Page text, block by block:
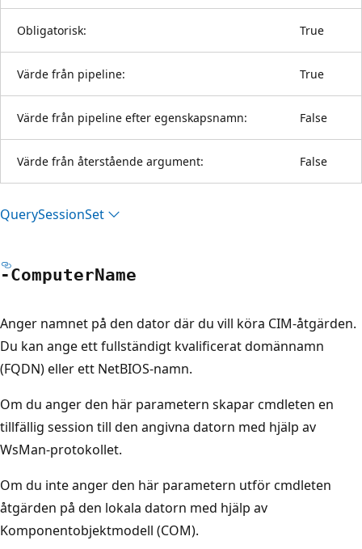
Obligatorisk: True
Värde från pipeline: True
Värde från pipeline efter egenskapsnamn: False
Värde från återstående argument: False
QuerySessionSet
-ComputerName
Anger namnet på den dator där du vill köra CIM-åtgärden.
Du kan ange ett fullständigt kvalificerat domännamn
(FQDN) eller ett NetBIOS-namn.
Om du anger den här parametern skapar cmdleten en
tillfällig session till den angivna datorn med hjälp av
WsMan-protokollet.
Om du inte anger den här parametern utför cmdleten
åtgärden på den lokala datorn med hjälp av
Komponentobjektmodell (COM).